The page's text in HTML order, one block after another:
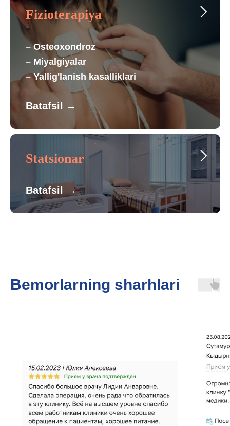
Fizioterapiya
– Osteoxondroz
– Miyalgiyalar
– Yallig'lanish kasalliklari
Batafsil →
Statsionar
Batafsil →
Bemorlarning sharhlari